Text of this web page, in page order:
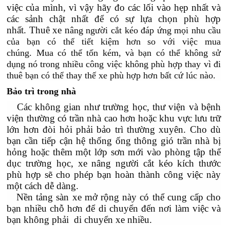
việc của mình, vì vậy hãy đo các lối vào hẹp nhất và
các sảnh chật nhất để có sự lựa chọn phù hợp
nhất. Thuê xe nâng người cắt kéo đáp ứng mọi nhu cầu
của bạn có thể tiết kiệm hơn so với việc mua
chúng. Mua có thể tốn kém, và bạn có thể không sử
dụng nó trong nhiều công việc không phù hợp thay vì đi
thuê bạn có thể thay thế xe phù hợp hơn bất cứ lúc nào.
Bảo trì trong nhà
Các không gian như trường học, thư viện và bệnh
viện thường có trần nhà cao hơn hoặc khu vực lưu trữ
lớn hơn đòi hỏi phải bảo trì thường xuyên. Cho dù
bạn cần tiếp cận hệ thống ống thông gió trần nhà bị
hỏng hoặc thêm một lớp sơn mới vào phòng tập thể
dục trường học, xe nâng người cắt kéo kích thước
phù hợp sẽ cho phép bạn hoàn thành công việc này
một cách dễ dàng.
Nền tảng sàn xe mở rộng này có thể cung cấp cho
bạn nhiều chỗ hơn để di chuyển đến nơi làm việc và
bạn không phải di chuyển xe nhiều.